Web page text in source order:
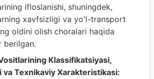
ifloslanishi, shuningdek,
xavfsizligi va yo'l-transport
oldini olish choralari haqida
berilgan.
Klassifikatsiyasi,
va Texnikaviy Xarakteristikasi: